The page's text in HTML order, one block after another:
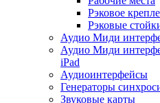
Рэковое
Рэковые
Аудио Миди
Аудио Миди
iPad
Аудиоинтерфейсы
Генераторы
Звуковые карты